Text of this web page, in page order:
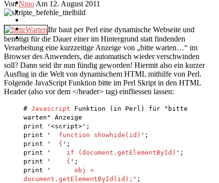
VonNino Am 12. August 2011
Ihr baut per Perl eine dynamische Webseite und
benötigt für die Dauer einer im Hintergrund statt findenden
Verarbeitung eine kurzzeitige Anzeige von „bitte warten…“ im
Browser des Anwenders, die automatisch wieder verschwinden
soll? Dann seid ihr nun fündig geworden! Hiermit also ein kurzer
Ausflug in die Welt von dynamischem HTML mithilfe von Perl.
Folgende JavaScript Funktion bitte im Perl Skript in den HTML
Header (also vor dem </header> tag) einfliessen lassen:
# Javascript Funktion (in Perl) für "bitte
warten" Anzeige
print '<script>';
print ' function showhide(id) ';
print ' { ';
print ' if (document.getElementById) ';
print ' { ';
print ' obj =
document.getElementById(id); ';